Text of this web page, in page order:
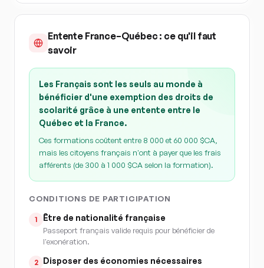
Entente France–Québec : ce qu'il faut
savoir
Les Français sont les seuls au monde à
bénéficier d'une exemption des droits de
scolarité grâce à une entente entre le
Québec et la France.
Ces formations coûtent entre 8 000 et 60 000 $CA,
mais les citoyens français n'ont à payer que les frais
afférents (de 300 à 1 000 $CA selon la formation).
CONDITIONS DE PARTICIPATION
1 Être de nationalité française
Passeport français valide requis pour bénéficier de
l'exonération.
2 Disposer des économies nécessaires